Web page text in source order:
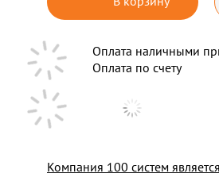
Оплата наличными
Оплата по счету
Компания 100 систем